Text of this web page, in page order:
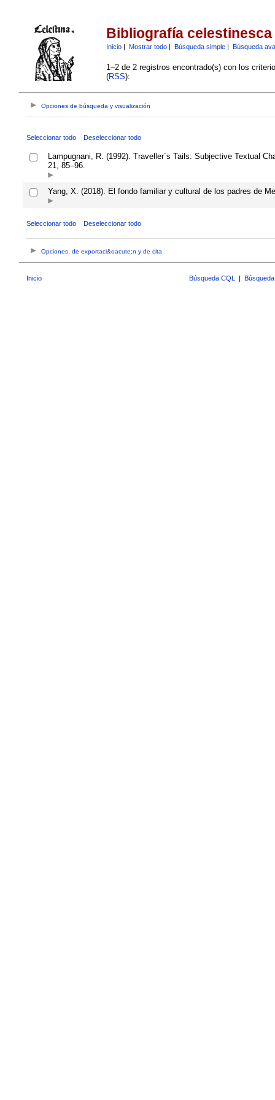
Bibliografía celestinesca
Inicio| Mostrar todo| Búsqueda simple| Búsqueda
1–2 de 2 registros encontrado(s) con los
(RSS):
Opciones de búsqueda y visualización
Seleccionar todo Deseleccionar todo
Lampugnani, R. (1992). Traveller´s Tails: Subjective Textual
21, 85–96.
Yang, X. (2018). El fondo familiar y cultural de los padres de
Seleccionar todo Deseleccionar todo
Opciones, de exportaci&oacute;n y de cita
Inicio Búsqueda CQL |